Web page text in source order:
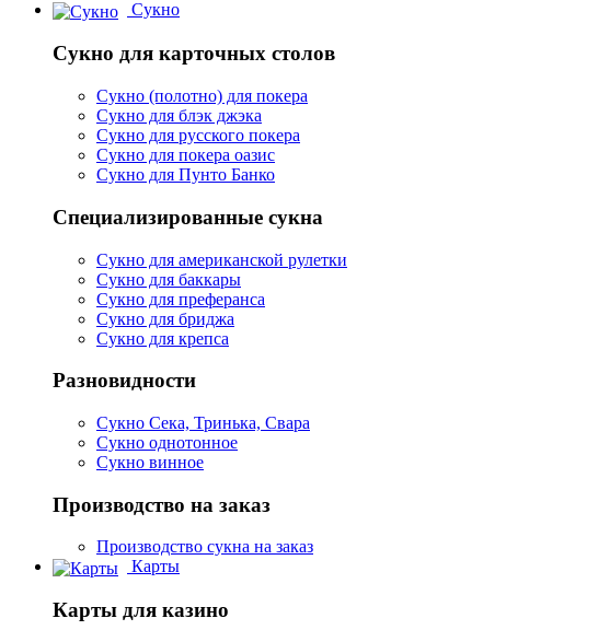
Сукно
Сукно для карточных столов
Сукно (полотно) для покера
Сукно для блэк джэка
Сукно для русского покера
Сукно для покера оазис
Сукно для Пунто Банко
Специализированные сукна
Сукно для американской рулетки
Сукно для баккары
Сукно для преферанса
Сукно для бриджа
Сукно для крепса
Разновидности
Сукно Сека, Тринька, Свара
Сукно однотонное
Сукно винное
Производство на заказ
Производство сукна на заказ
Карты
Карты для казино